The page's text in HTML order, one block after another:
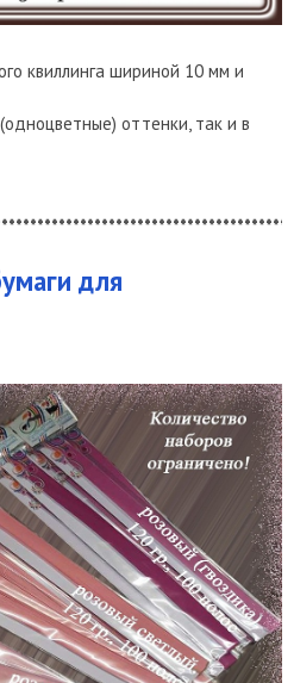
квиллинга шириной 10 мм и
оттенки, так и в
для